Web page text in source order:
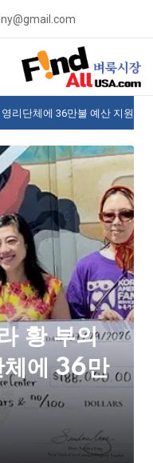
리단체에 36만불 예산 지원
황 부의
체에 36만